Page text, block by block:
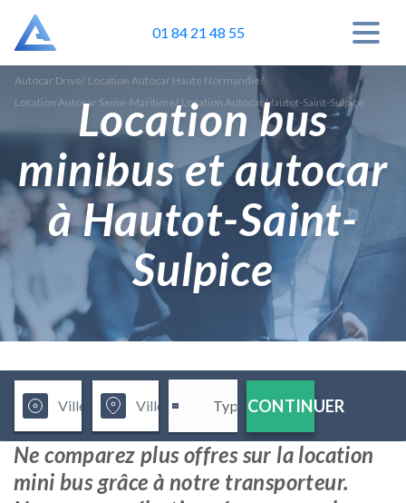
01 84 21 48 55
Autocar Drive/ Location Autocar Haute Normandie/
Location Autocar Seine-Maritime/ Location Autocar Hautot-Saint-Sulpice
Location bus
minibus et autocar
à Hautot-Saint-
Sulpice
CONTINUER
Ne comparez plus offres sur la location
mini bus grâce à notre transporteur.